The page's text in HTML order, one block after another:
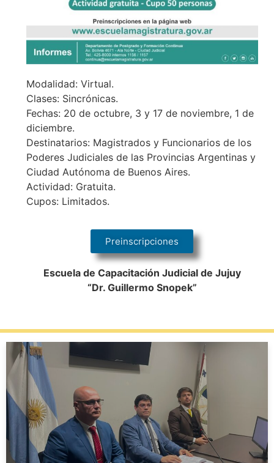
Modalidad: Virtual.
Clases: Sincrónicas.
Fechas: 20 de octubre, 3 y 17 de noviembre, 1 de
diciembre.
Destinatarios: Magistrados y Funcionarios de los
Poderes Judiciales de las Provincias Argentinas y
Ciudad Autónoma de Buenos Aires.
Actividad: Gratuita.
Cupos: Limitados.
Preinscripciones
Escuela de Capacitación Judicial de Jujuy
“Dr. Guillermo Snopek”